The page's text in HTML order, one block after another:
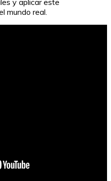
mundo real.